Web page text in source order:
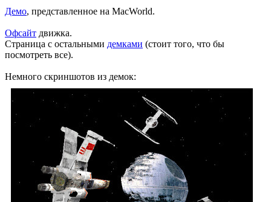
Демо, представленное на MacWorld.
Офсайт движка.
Страница с остальными демками (стоит того, что бы
посмотреть все).
Немного скриншотов из демок: